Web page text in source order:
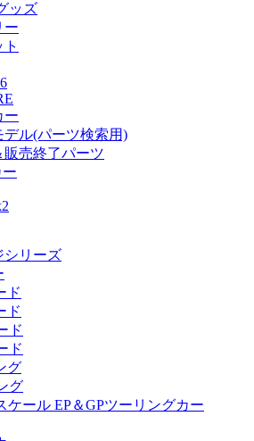
ッズ
ー
ー
デル(パーツ検索用)
販売終了パーツ
ー
シリーズ
ド
ド
ド
ド
グ
グ
ケール EP＆GPツーリングカー